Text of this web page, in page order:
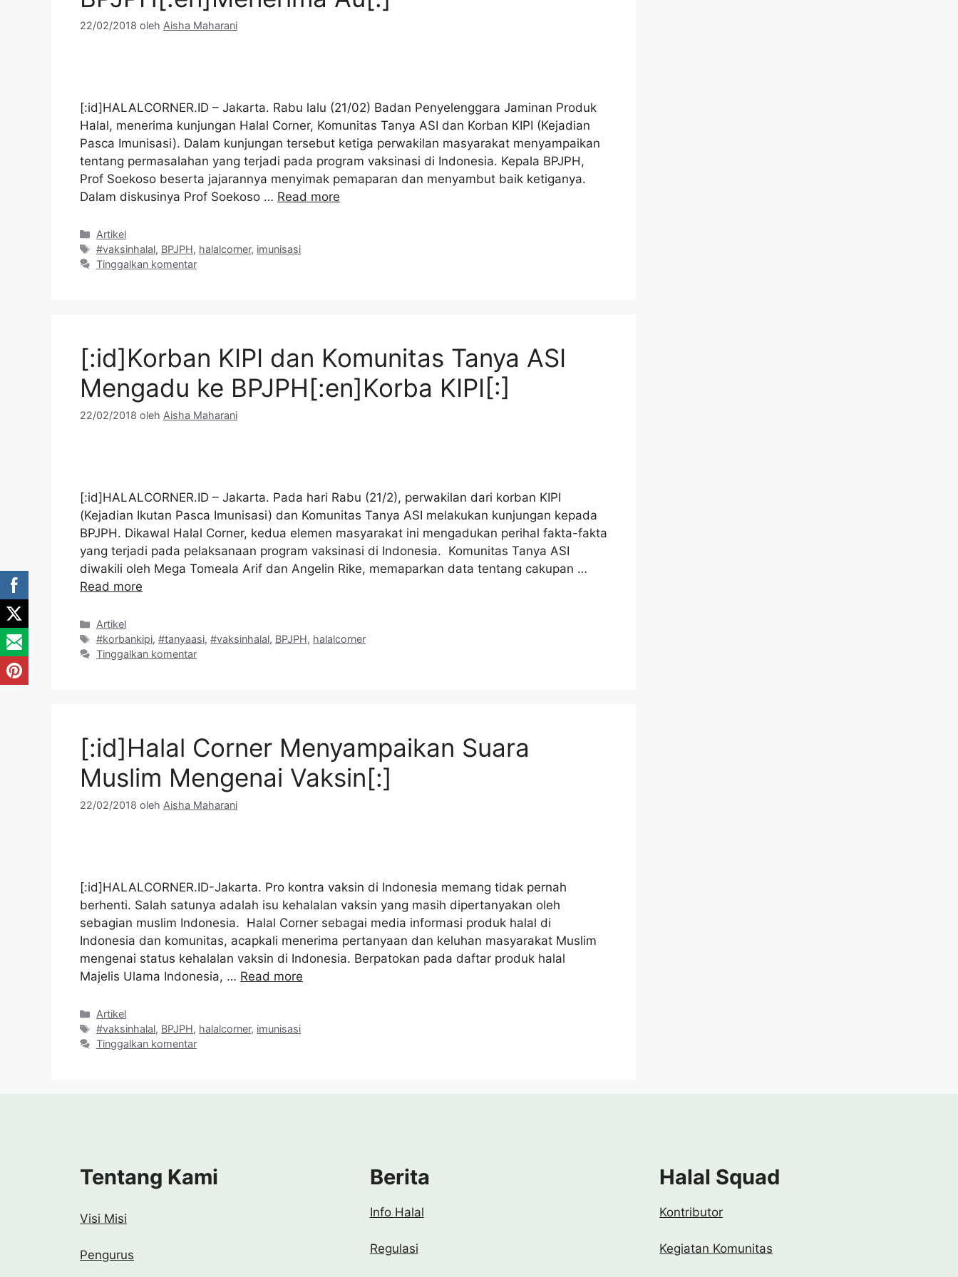
22/02/2018 oleh Aisha Maharani
[:id]HALALCORNER.ID – Jakarta. Rabu lalu (21/02) Badan Penyelenggara Jaminan Produk
Halal, menerima kunjungan Halal Corner, Komunitas Tanya ASI dan Korban KIPI (Kejadian
Pasca Imunisasi). Dalam kunjungan tersebut ketiga perwakilan masyarakat menyampaikan
tentang permasalahan yang terjadi pada program vaksinasi di Indonesia. Kepala BPJPH,
Prof Soekoso beserta jajarannya menyimak pemaparan dan menyambut baik ketiganya.
Dalam diskusinya Prof Soekoso … Read more
Kategori
Artikel
Tag
#vaksinhalal, BPJPH, halalcorner, imunisasi
Tinggalkan komentar
[:id]Korban KIPI dan Komunitas Tanya ASI
Mengadu ke BPJPH[:en]Korba KIPI[:]
22/02/2018 oleh Aisha Maharani
[:id]HALALCORNER.ID – Jakarta. Pada hari Rabu (21/2), perwakilan dari korban KIPI
(Kejadian Ikutan Pasca Imunisasi) dan Komunitas Tanya ASI melakukan kunjungan kepada
BPJPH. Dikawal Halal Corner, kedua elemen masyarakat ini mengadukan perihal fakta-fakta
yang terjadi pada pelaksanaan program vaksinasi di Indonesia. Komunitas Tanya ASI
diwakili oleh Mega Tomeala Arif dan Angelin Rike, memaparkan data tentang cakupan …
Read more
Kategori
Artikel
Tag
#korbankipi,#tanyaasi,#vaksinhalal, BPJPH, halalcorner
Tinggalkan komentar
[:id]Halal Corner Menyampaikan Suara
Muslim Mengenai Vaksin[:]
22/02/2018 oleh Aisha Maharani
[:id]HALALCORNER.ID-Jakarta. Pro kontra vaksin di Indonesia memang tidak pernah
berhenti. Salah satunya adalah isu kehalalan vaksin yang masih dipertanyakan oleh
sebagian muslim Indonesia. Halal Corner sebagai media informasi produk halal di
Indonesia dan komunitas, acapkali menerima pertanyaan dan keluhan masyarakat Muslim
mengenai status kehalalan vaksin di Indonesia. Berpatokan pada daftar produk halal
Majelis Ulama Indonesia, … Read more
Kategori
Artikel
Tag
#vaksinhalal, BPJPH, halalcorner, imunisasi
Tinggalkan komentar
Tentang Kami
Visi Misi
Pengurus
Berita
Info Halal
Regulasi
Halal Squad
Kontributor
Kegiatan Komunitas